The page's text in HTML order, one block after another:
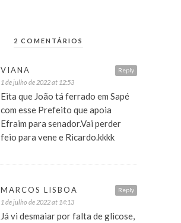
2 COMENTÁRIOS
Reply
VIANA
1 de julho de 2022 at 12:53
Eita que João tá ferrado em Sapé
com esse Prefeito que apoia
Efraim para senador.Vai perder
feio para vene e Ricardo.kkkk
Reply
MARCOS LISBOA
1 de julho de 2022 at 14:13
Já vi desmaiar por falta de glicose,